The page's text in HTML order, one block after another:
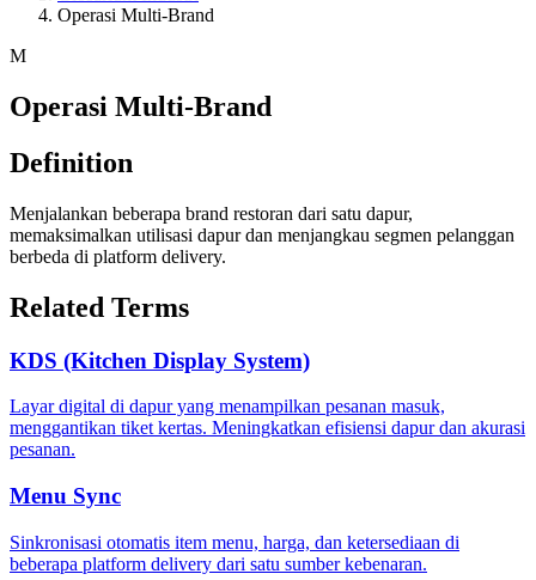
Operasi Multi-Brand
M
Operasi Multi-Brand
Definition
Menjalankan beberapa brand restoran dari satu dapur,
memaksimalkan utilisasi dapur dan menjangkau segmen pelanggan
berbeda di platform delivery.
Related Terms
KDS (Kitchen Display System)
Layar digital di dapur yang menampilkan pesanan masuk,
menggantikan tiket kertas. Meningkatkan efisiensi dapur dan akurasi
pesanan.
Menu Sync
Sinkronisasi otomatis item menu, harga, dan ketersediaan di
beberapa platform delivery dari satu sumber kebenaran.